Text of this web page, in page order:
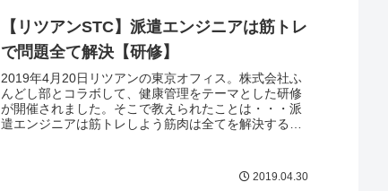
【リツアンSTC】派遣エンジニアは筋トレ
で問題全て解決【研修】
2019年4月20日リツアンの東京オフィス。株式会社ふ
んどし部とコラボして、健康管理をテーマとした研修
が開催されました。そこで教えられたことは・・・派
遣エンジニアは筋トレしよう筋肉は全てを解決すると
レするかの二択といっても過言ではありません。時代
2019.04.30